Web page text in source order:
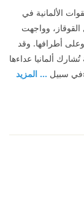
الألمانية في
وواجهت
أطرافها. وقد
ألمانيا عداءها
«في سبيل ... المزيد